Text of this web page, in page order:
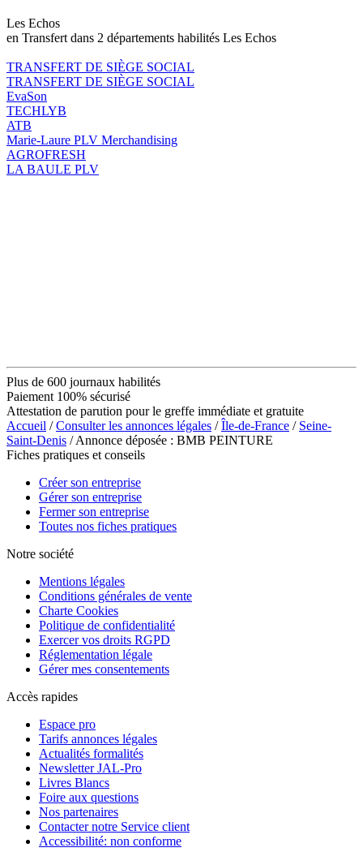
Les Echos
en Transfert dans 2 départements habilités Les Echos
TRANSFERT DE SIÈGE SOCIAL
TRANSFERT DE SIÈGE SOCIAL
EvaSon
TECHLYB
ATB
Marie-Laure PLV Merchandising
AGROFRESH
LA BAULE PLV
Plus de 600 journaux habilités
Paiement 100% sécurisé
Attestation de parution pour le greffe immédiate et gratuite
Accueil /Consulter les annonces légales /Île-de-France / Seine-
Saint-Denis / Annonce déposée : BMB PEINTURE
Fiches pratiques et conseils
Créer son entreprise
Gérer son entreprise
Fermer son entreprise
Toutes nos fiches pratiques
Notre société
Mentions légales
Conditions générales de vente
Charte Cookies
Politique de confidentialité
Exercer vos droits RGPD
Réglementation légale
Gérer mes consentements
Accès rapides
Espace pro
Tarifs annonces légales
Actualités formalités
Newsletter JAL-Pro
Livres Blancs
Foire aux questions
Nos partenaires
Contacter notre Service client
Accessibilité: non conforme